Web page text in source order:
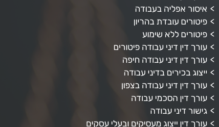
איסור אפליה בעבודה
פיטורים עובדת בהריון
פיטורים ללא שימוע
עורך דין דיני עבודה פיטורים
עורך דין דיני עבודה חיפה
ייצוג בכירים בדיני עבודה
עורך דין דיני עבודה בצפון
עורך דין הסכמי עבודה
גישור דיני עבודה
עורך דין ייצוג מעסיקים ובעלי עסקים